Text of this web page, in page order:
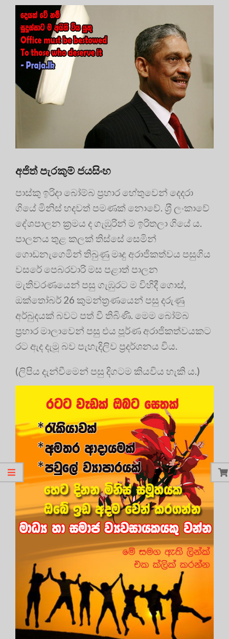
අජිත් පැරකුම් ජයසිංහ
පාස්කු ඉරිදා බෝම්බ ප‍්‍රහාර හේතුවෙන් දෙදරා
ගියේ මිනිස් හදවත් පමණක් නොවේ. ශ‍්‍රී ලංකාවේ
දේශපාලන ක‍්‍රමය ද ගැඹුරින් ම ඉරිතලා ගියේ ය.
පාලනය තුළ කලක් තිස්සේ සෙමින්
ගොඩනැගෙමින් තිබුණු මෘදු අරාජිකත්වය පසුගිය
වසරේ පෙබරවාරි මස පළාත් පාලන
මැතිවරණයෙන් පසු ගැඹුරට ම විහිදී ගොස්,
ඔක්තෝබර් 26 කුමන්ත‍්‍රණයෙන් පසු දරුණු
අර්බුදයක් බවට පත් වී තිබිණි. මෙම බෝම්බ
ප‍්‍රහාර මාලාවෙන් පසු එය පූර්ණ අරාජිකත්වයකට
රට ඇද දැමූ බව පැහැදිලිව ප‍්‍රදර්ශනය විය.
(ලිපිය දැන්වීමෙන් පසු දිගටම කියවිය හැකි ය.)